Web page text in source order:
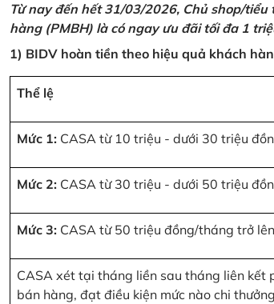
Từ nay đến hết 31/03/2026, Chủ shop/
hàng (PMBH) là có ngay ưu đãi tối đa 1
1) BIDV hoàn tiền theo hiệu quả khách
Thể lệ
Mức 1: CASA từ 10 triệu - dưới 30 triệu
Mức 2: CASA từ 30 triệu - dưới 50 triệu
Mức 3: CASA từ 50 triệu đồng/tháng trở
CASA xét tại tháng liền sau tháng liên kết
bán hàng, đạt điều kiện mức nào chi